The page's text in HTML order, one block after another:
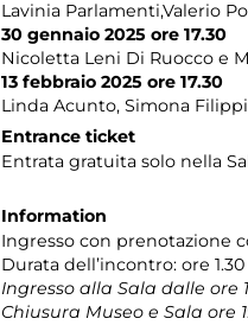
Lavinia Parlamenti,Valerio
30 gennaio 2025 ore 17.30
Nicoletta Leni Di Ruocco e
13 febbraio 2025 ore 17.30
Linda Acunto, Simona
Entrance ticket
Entrata gratuita solo nella
Information
Ingresso con prenotazione
Durata dell’incontro: ore 1.30
Ingresso alla Sala dalle ore
Chiusura Museo e Sala ore